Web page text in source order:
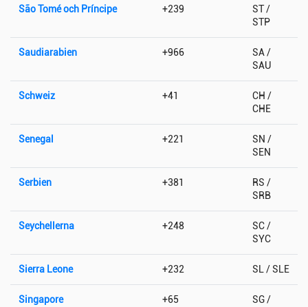
São Tomé och Príncipe +239
ST /
STP
Saudiarabien +966
SA /
SAU
Schweiz +41
CH /
CHE
Senegal +221
SN /
SEN
Serbien +381
RS /
SRB
Seychellerna +248
SC /
SYC
Sierra Leone +232 SL / SLE
Singapore +65
SG /